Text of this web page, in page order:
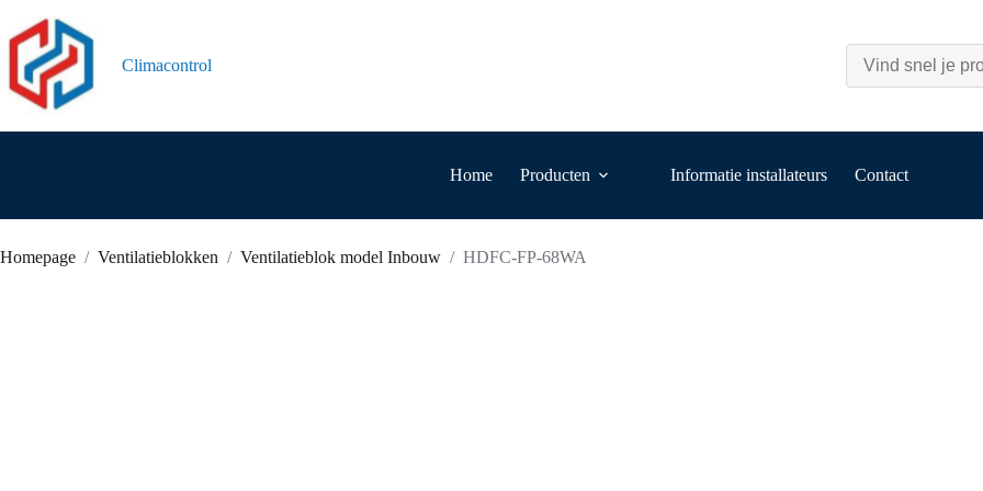
naar
inhoud
Climacontrol
Home Producten Informatie installateurs Contact
Homepage / Ventilatieblokken / Ventilatieblok model Inbouw / HDFC-FP-68WA